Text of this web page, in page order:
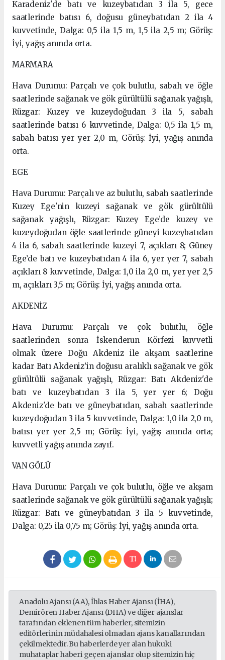
Karadeniz'de batı ve kuzeybatıdan 3 ila 5, gece
saatlerinde batısı 6, doğusu güneybatıdan 2 ila 4
kuvvetinde, Dalga: 0,5 ila 1,5 m, 1,5 ila 2,5 m; Görüş:
İyi, yağış anında orta.
MARMARA
Hava Durumu: Parçalı ve çok bulutlu, sabah ve öğle
saatlerinde sağanak ve gök gürültülü sağanak yağışlı,
Rüzgar: Kuzey ve kuzeydoğudan 3 ila 5, sabah
saatlerinde batısı 6 kuvvetinde, Dalga: 0,5 ila 1,5 m,
sabah batısı yer yer 2,0 m, Görüş: İyi, yağış anında
orta.
EGE
Hava Durumu: Parçalı ve az bulutlu, sabah saatlerinde
Kuzey Ege'nin kuzeyi sağanak ve gök gürültülü
sağanak yağışlı, Rüzgar: Kuzey Ege’de kuzey ve
kuzeydoğudan öğle saatlerinde güneyi kuzeybatıdan
4 ila 6, sabah saatlerinde kuzeyi 7, açıkları 8; Güney
Ege’de batı ve kuzeybatıdan 4 ila 6, yer yer 7, sabah
açıkları 8 kuvvetinde, Dalga: 1,0 ila 2,0 m, yer yer 2,5
m, açıkları 3,5 m; Görüş: İyi, yağış anında orta.
AKDENİZ
Hava Durumu: Parçalı ve çok bulutlu, öğle
saatlerinden sonra İskenderun Körfezi kuvvetli
olmak üzere Doğu Akdeniz ile akşam saatlerine
kadar Batı Akdeniz’in doğusu aralıklı sağanak ve gök
gürültülü sağanak yağışlı, Rüzgar: Batı Akdeniz'de
batı ve kuzeybatıdan 3 ila 5, yer yer 6; Doğu
Akdeniz'de batı ve güneybatıdan, sabah saatlerinde
kuzeydoğudan 3 ila 5 kuvvetinde, Dalga: 1,0 ila 2,0 m,
batısı yer yer 2,5 m; Görüş: İyi, yağış anında orta;
kuvvetli yağış anında zayıf.
VAN GÖLÜ
Hava Durumu: Parçalı ve çok bulutlu, öğle ve akşam
saatlerinde sağanak ve gök gürültülü sağanak yağışlı;
Rüzgar: Batı ve güneybatıdan 3 ila 5 kuvvetinde,
Dalga: 0,25 ila 0,75 m; Görüş: İyi, yağış anında orta.
Anadolu Ajansı (AA), İhlas Haber Ajansı (İHA),
Demirören Haber Ajansı (DHA) ve diğer ajanslar
tarafından eklenen tüm haberler, sitemizin
editörlerinin müdahalesi olmadan ajans kanallarından
çekilmektedir. Bu haberlerde yer alan hukuki
muhataplar haberi geçen ajanslar olup sitemizin hiç